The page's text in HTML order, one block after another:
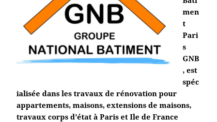
men
t
Pari
s
GNB
, est
spéc
ialisée dans les travaux de rénovation pour
appartements, maisons, extensions de maisons,
travaux corps d’état à Paris et Ile de France